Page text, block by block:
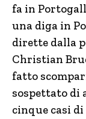
fa in
una diga in
dirette dalla
Christian
fatto
sospettato di
cinque casi